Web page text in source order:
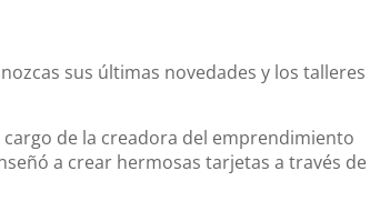
sus últimas novedades y los talleres
cargo de la creadora del emprendimiento
a crear hermosas tarjetas a través de